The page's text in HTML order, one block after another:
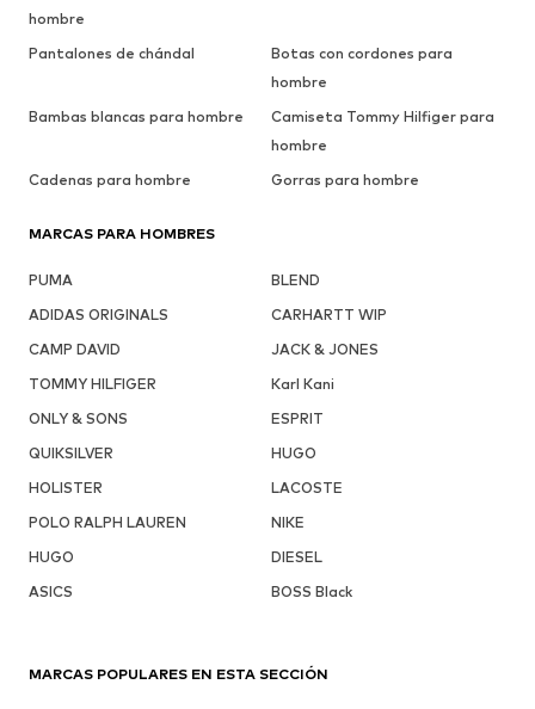
hombre
Pantalones de chándal
Botas con cordones para
hombre
Bambas blancas para hombre
Camiseta Tommy Hilfiger para
hombre
Cadenas para hombre
Gorras para hombre
MARCAS PARA HOMBRES
PUMA
BLEND
ADIDAS ORIGINALS
CARHARTT WIP
CAMP DAVID
JACK & JONES
TOMMY HILFIGER
Karl Kani
ONLY & SONS
ESPRIT
QUIKSILVER
HUGO
HOLISTER
LACOSTE
POLO RALPH LAUREN
NIKE
HUGO
DIESEL
ASICS
BOSS Black
MARCAS POPULARES EN ESTA SECCIÓN